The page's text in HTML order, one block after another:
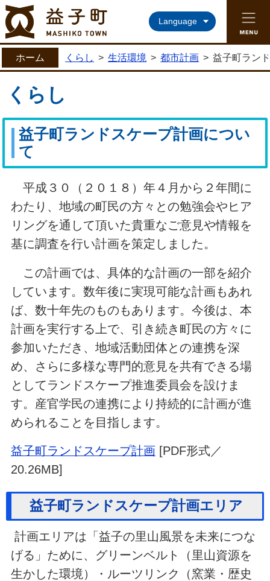
益子町ホームページ
Language
ホーム くらし > 生活環境 > 都市計画 > 益子町ラン
くらし
益子町ランドスケープ計画につい
て
平成３０（２０１８）年４月から２年間に
わたり、地域の町民の方々との勉強会やヒア
リングを通して頂いた貴重なご意見や情報を
基に調査を行い計画を策定しました。
この計画では、具体的な計画の一部を紹介
しています。数年後に実現可能な計画もあれ
ば、数十年先のものもあります。今後は、本
計画を実行する上で、引き続き町民の方々に
参加いただき、地域活動団体との連携を深
め、さらに多様な専門的意見を共有できる場
としてランドスケープ推進委員会を設けま
す。産官学民の連携により持続的に計画が進
められることを目指します。
益子町ランドスケープ計画[PDF形式／
20.26MB]
益子町ランドスケープ計画エリア
計画エリアは「益子の里山風景を未来につな
げる」ために、グリーンベルト（里山資源を
生かした環境）・ルーツリンク（窯業・歴史